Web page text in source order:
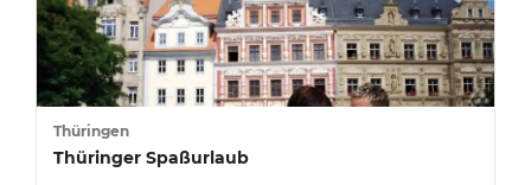
Thüringen
Thüringer Spaßurlaub